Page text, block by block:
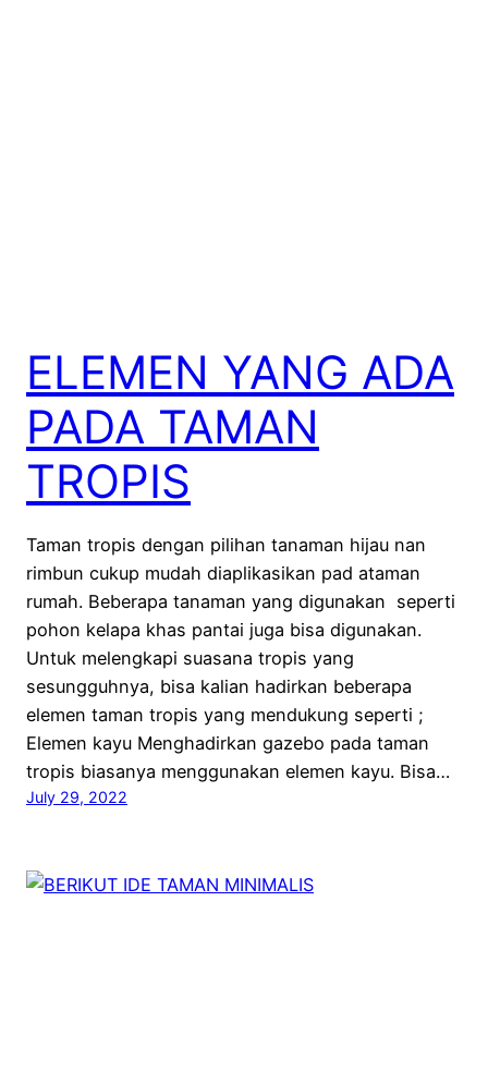
ELEMEN YANG ADA
PADA TAMAN
TROPIS
Taman tropis dengan pilihan tanaman hijau nan
rimbun cukup mudah diaplikasikan pad ataman
rumah. Beberapa tanaman yang digunakan seperti
pohon kelapa khas pantai juga bisa digunakan.
Untuk melengkapi suasana tropis yang
sesungguhnya, bisa kalian hadirkan beberapa
elemen taman tropis yang mendukung seperti ;
Elemen kayu Menghadirkan gazebo pada taman
tropis biasanya menggunakan elemen kayu. Bisa…
July 29, 2022